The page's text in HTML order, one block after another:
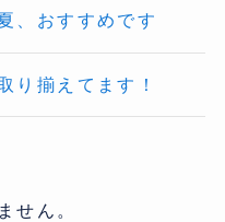
、おすすめです
り揃えてます！
せん。